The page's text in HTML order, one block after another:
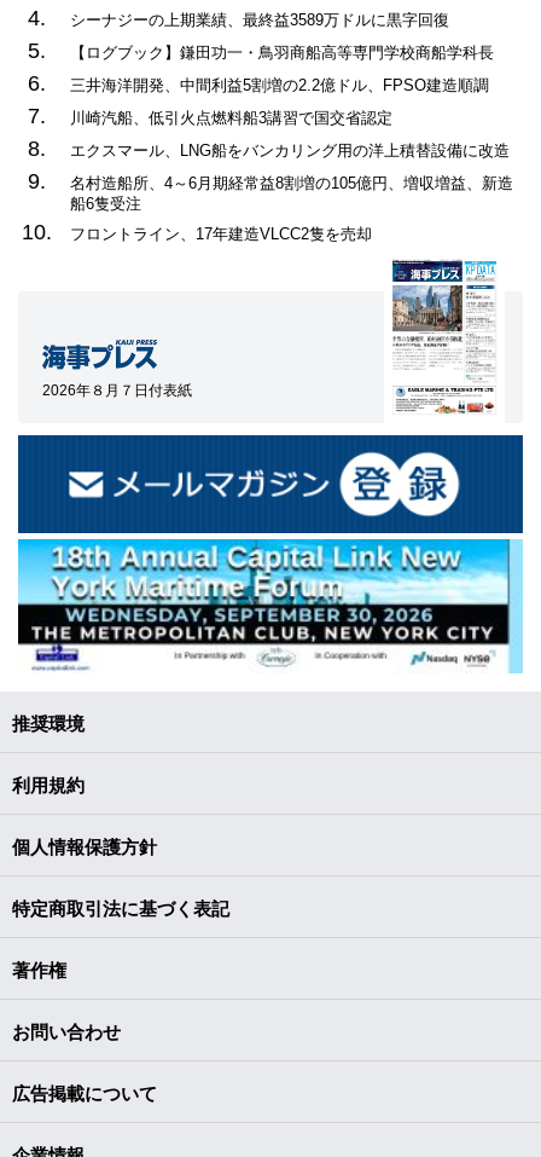
4. シーナジーの上期業績、最終益3589万ドルに黒字回復
5. 【ログブック】鎌田功一・鳥羽商船高等専門学校商船学科長
6. 三井海洋開発、中間利益5割増の2.2億ドル、FPSO建造順調
7. 川崎汽船、低引火点燃料船3講習で国交省認定
8. エクスマール、LNG船をバンカリング用の洋上積替設備に改造
9.
名村造船所、4～6月期経常益8割増の105億円、増収増益、新造
船6隻受注
10. フロントライン、17年建造VLCC2隻を売却
2026年８月７日付表紙
推奨環境
利用規約
個人情報保護方針
特定商取引法に基づく表記
著作権
お問い合わせ
広告掲載について